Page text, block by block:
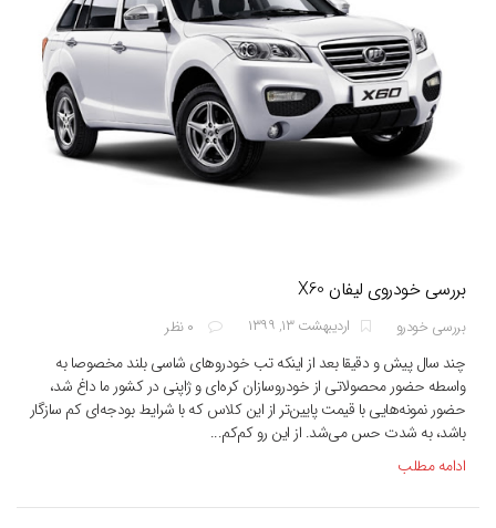
بررسی خودروی لیفان X60
بررسی خودرو اردیبهشت ۱۳, ۱۳۹۹ ۰ نظر
چند سال پیش و دقیقا بعد از اینکه تب خودروهای شاسی بلند مخصوصا به
واسطه حضور محصولاتی از خودروسازان کره‌ای و ژاپنی در کشور ما داغ شد،
حضور نمونه‌هایی با قیمت پایین‌تر از این کلاس که با شرایط بودجه‌ای کم سازگار
باشد، به شدت حس می‌شد. از این رو کم‌کم...
ادامه مطلب